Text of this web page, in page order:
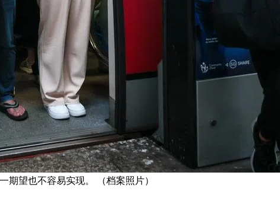
期望也不容易实现。 （档案照片）